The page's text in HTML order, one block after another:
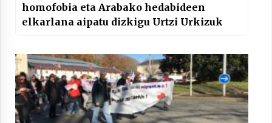
homofobia eta Arabako hedabideen
elkarlana aipatu dizkigu Urtzi Urkizuk